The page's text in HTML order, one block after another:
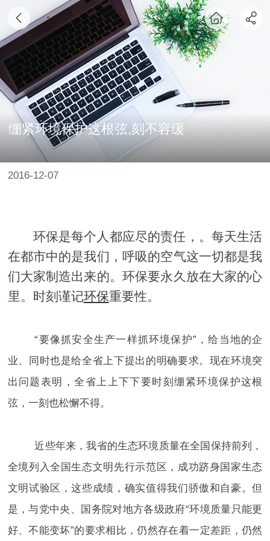
绷紧环境保护这根弦,刻不容缓
2016-12-07
环保是每个人都应尽的责任，。每天生活
在都市中的是我们，呼吸的空气这一切都是我
们大家制造出来的。环保要永久放在大家的心
里。时刻谨记环保重要性。
“要像抓安全生产一样抓环境保护”，给当地的企
业、同时也是给全省上下提出的明确要求。现在环境突
出问题表明，全省上上下下要时刻绷紧环境保护这根
弦，一刻也松懈不得。
近些年来，我省的生态环境质量在全国保持前列，
全境列入全国生态文明先行示范区，成功跻身国家生态
文明试验区，这些成绩，确实值得我们骄傲和自豪。但
是，与党中央、国务院对地方各级政府“环境质量只能更
好、不能变坏”的要求相比，仍然存在着一定差距，仍然